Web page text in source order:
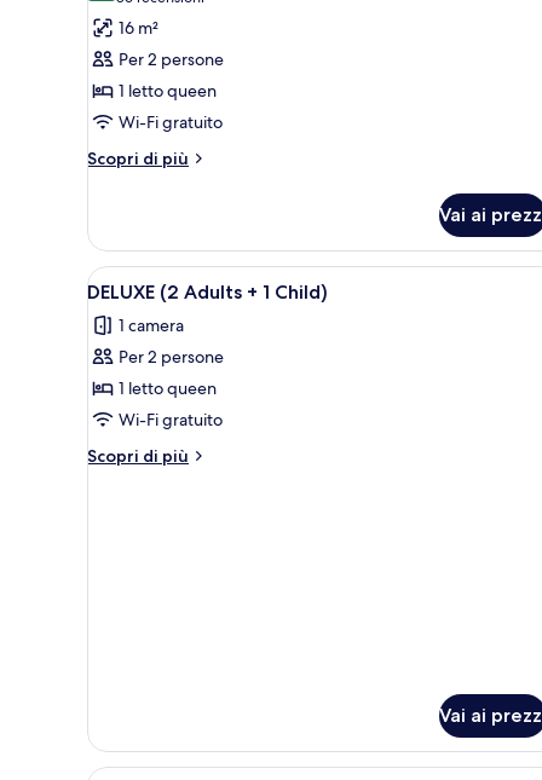
foto
per
THE
ONE
recensioni)
16 m²
Per 2 persone
1 letto queen
Wi-Fi gratuito
Scopri di più
Altri
ONE
Vai ai
Apri
tutte
le
foto
per
DELUXE
(2
Adults
Una camera d'albergo con
4
DELUXE (2 Adults + 1 Child)
1 camera
Per 2 persone
1 letto queen
Wi-Fi gratuito
Scopri di più
Altri
Vai ai